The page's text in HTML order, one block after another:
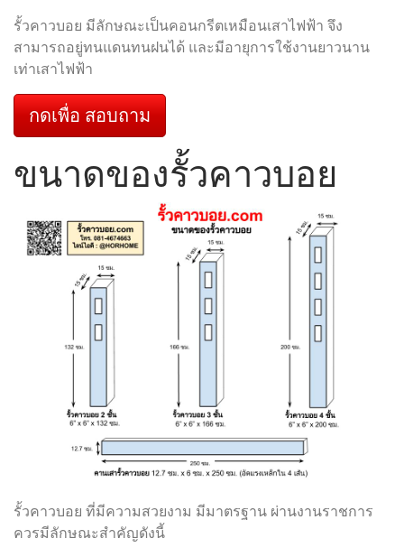
รั้วคาวบอย มีลักษณะเป็นคอนกรีตเหมือนเสาไฟฟ้า จึง
สามารถอยู่ทนแดนทนฝนได้ และมีอายุการใช้งานยาวนาน
เท่าเสาไฟฟ้า
กดเพื่อ สอบถาม
ขนาดของรั้วคาวบอย
รั้วคาวบอย ที่มีความสวยงาม มีมาตรฐาน ผ่านงานราชการ
ควรมีลักษณะสำคัญดังนี้